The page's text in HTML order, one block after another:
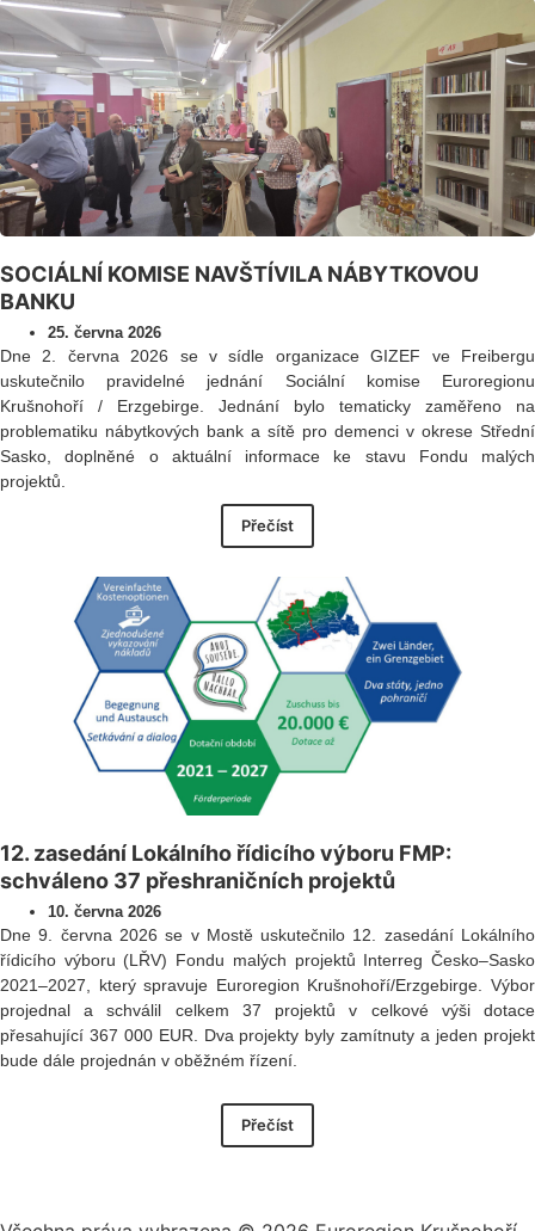
SOCIÁLNÍ KOMISE NAVŠTÍVILA NÁBYTKOVOU
BANKU
25. června 2026
Dne 2. června 2026 se v sídle organizace GIZEF ve Freibergu
uskutečnilo pravidelné jednání Sociální komise Euroregionu
Krušnohoří / Erzgebirge. Jednání bylo tematicky zaměřeno na
problematiku nábytkových bank a sítě pro demenci v okrese Střední
Sasko, doplněné o aktuální informace ke stavu Fondu malých
projektů.
Přečíst
12. zasedání Lokálního řídicího výboru FMP:
schváleno 37 přeshraničních projektů
10. června 2026
Dne 9. června 2026 se v Mostě uskutečnilo 12. zasedání Lokálního
řídicího výboru (LŘV) Fondu malých projektů Interreg Česko–Sasko
2021–2027, který spravuje Euroregion Krušnohoří/Erzgebirge. Výbor
projednal a schválil celkem 37 projektů v celkové výši dotace
přesahující 367 000 EUR. Dva projekty byly zamítnuty a jeden projekt
bude dále projednán v oběžném řízení.
Přečíst